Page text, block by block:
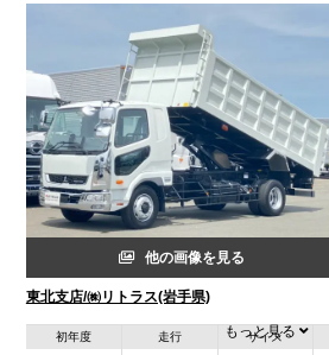
他の画像を見る
東北支店/㈱リトラス(岩手県)
初年度 走行 サイズ
もっと見る